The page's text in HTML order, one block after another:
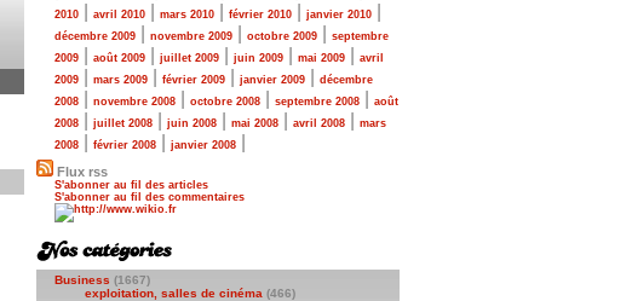
2010
avril 2010 mars 2010 février 2010 janvier 2010
décembre 2009 novembre 2009 octobre 2009
septembre
2009
août 2009 juillet 2009 juin 2009 mai 2009
avril
2009
mars 2009 février 2009 janvier 2009
décembre
2008
novembre 2008 octobre 2008 septembre 2008
août
2008
juillet 2008 juin 2008 mai 2008 avril 2008
mars
2008
février 2008 janvier 2008
Flux rss
S'abonner au fil des articles
S'abonner au fil des commentaires
Business (1667)
exploitation, salles de cinéma (466)